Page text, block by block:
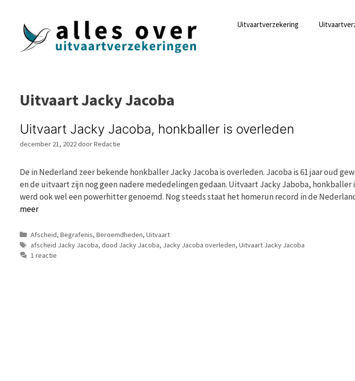
Uitvaartverzekering
Uitvaart Jacky Jacoba
Uitvaart Jacky Jacoba, honkballer is overleden
december 21, 2022doorRedactie
De in Nederland zeer bekende honkballer Jacky Jacoba is overleden. Jacoba is 61 jaar oud
en de uitvaart zijn nog geen nadere mededelingen gedaan. Uitvaart Jacky Jaboba, honkballer
werd ook wel een powerhitter genoemd. Nog steeds staat het homerun record in de
meer
Categorieën
Afscheid, Begrafenis, Beroemdheden, Uitvaart
Tags
afscheid Jacky Jacoba, dood Jacky Jacoba, Jacky Jacoba overleden, Uitvaart Jacky Jacoba
1 reactie